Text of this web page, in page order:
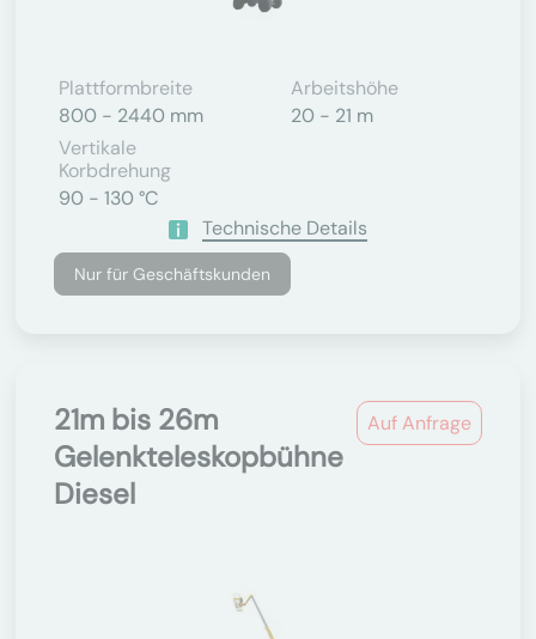
Plattformbreite
800 - 2440 mm
Arbeitshöhe
20 - 21 m
Vertikale
Korbdrehung
90 - 130 °C
Technische Details
Nur für Geschäftskunden
Auf Anfrage
21m bis 26m
Gelenkteleskopbühne
Diesel